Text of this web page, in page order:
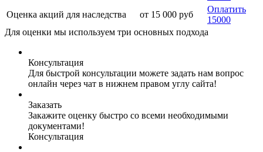
Оценка акций для наследства
от 15 000 руб
Оплатить
15000
Для оценки мы используем три основных подхода
Консультация
Для быстрой консультации можете задать нам вопрос
онлайн через чат в нижнем правом углу сайта!
Заказать
Закажите оценку быстро со всеми необходимыми
документами!
Консультация